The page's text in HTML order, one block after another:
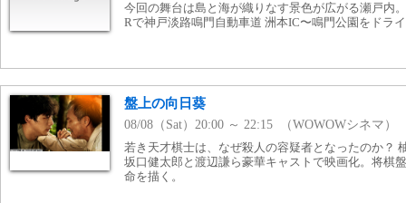
今回の舞台は島と海が織りなす景色が広がる瀬戸
Rで神戸淡路鳴門自動車道 洲本IC〜鳴門公園をドラ
盤上の向日葵
08/08（Sat）20:00 ～ 22:15 （WOWOWシネマ）
若き天才棋士は、なぜ殺人の容疑者となったのか？
坂口健太郎と渡辺謙ら豪華キャストで映画化。将棋
命を描く。